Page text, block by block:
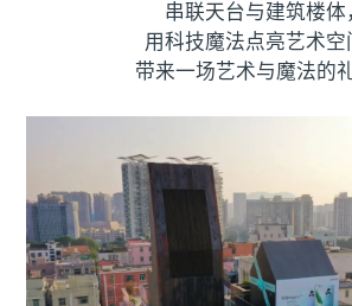
串联天台与建筑楼体
用科技魔法点亮艺术空
带来一场艺术与魔法的礼